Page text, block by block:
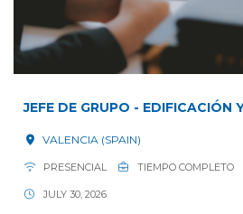
JEFE DE GRUPO - EDIFICACIÓN
VALENCIA (SPAIN)
PRESENCIAL TIEMPO COMPLETO
JULY 30, 2026